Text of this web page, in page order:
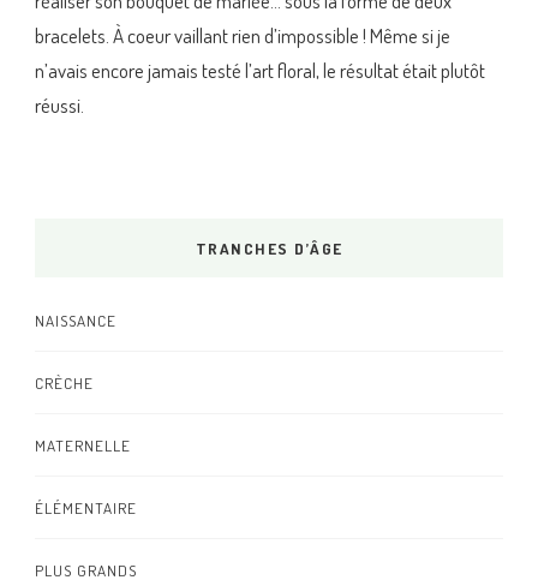
bracelets. À coeur vaillant rien d’impossible ! Même si je
n’avais encore jamais testé l’art floral, le résultat était plutôt
réussi.
TRANCHES D’ÂGE
NAISSANCE
CRÈCHE
MATERNELLE
ÉLÉMENTAIRE
PLUS GRANDS